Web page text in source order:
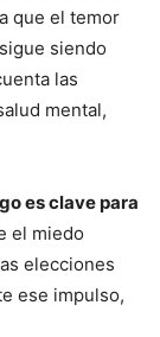
que el temor
siendo
las
mental,
es clave para
el miedo
elecciones
ese impulso,